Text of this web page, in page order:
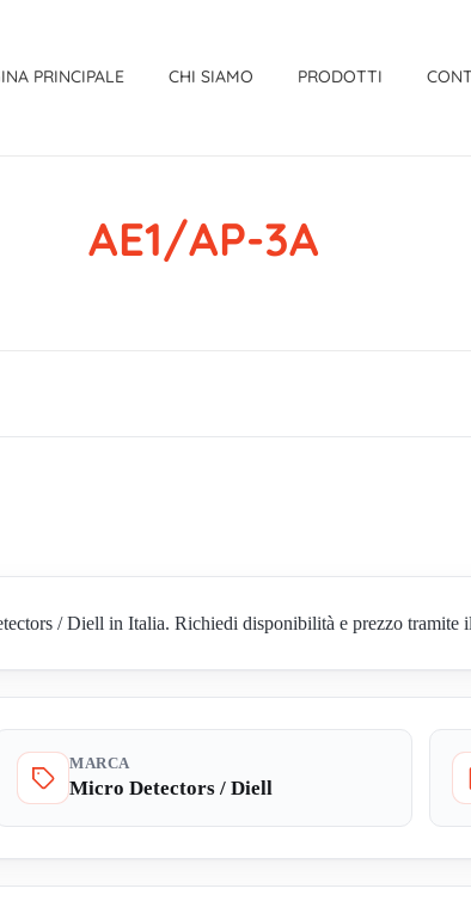
PRINCIPALE CHI SIAMO PRODOTTI
AE1/AP-3A
/ Diell in Italia. Richiedi disponibilità e prezzo tramite
MARCA
Micro Detectors / Diell